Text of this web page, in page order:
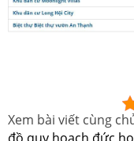
Xem bài viết cùng